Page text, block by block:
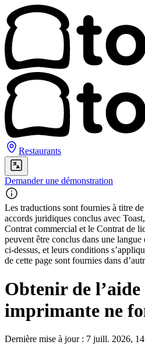
Restaurants
Demander une démonstration
Les traductions sont fournies à titre
accords juridiques conclus avec
Contrat commercial et le Contrat de
peuvent être conclus dans une
ci-dessus, et leurs conditions
de cette page sont fournies dans
Obtenir de
imprimante ne
Dernière mise à jour : 7 juill. 2026,